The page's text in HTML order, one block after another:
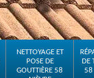
NETTOYAGE ET
POSE DE
GOUTTIÈRE 58
DE
58